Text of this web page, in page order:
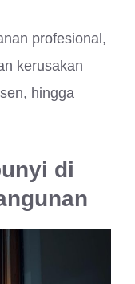
profesional,
kerusakan
hingga
di